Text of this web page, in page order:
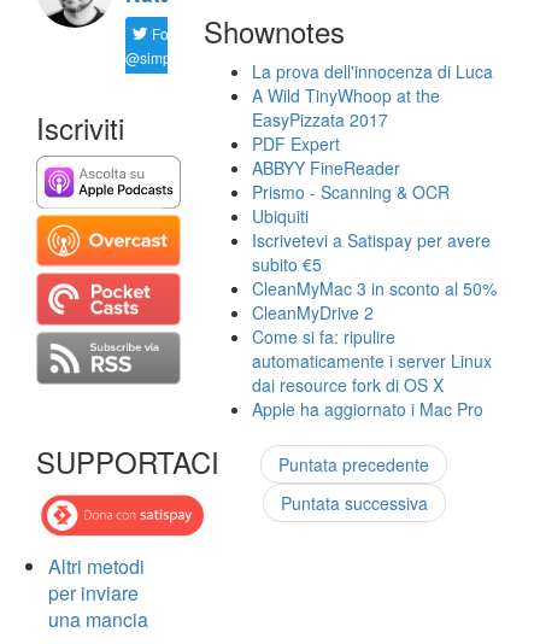
Follow
@simplemal
Iscriviti
SUPPORTACI
Altri metodi
per inviare
una mancia
Shownotes
La prova dell'innocenza di Luca
A Wild TinyWhoop at the
EasyPizzata 2017
PDF Expert
ABBYY FineReader
Prismo - Scanning & OCR
Ubiquiti
Iscrivetevi a Satispay per avere
subito €5
CleanMyMac 3 in sconto al 50%
CleanMyDrive 2
Come si fa: ripulire
automaticamente i server Linux
dai resource fork di OS X
Apple ha aggiornato i Mac Pro
Puntata precedente
Puntata successiva